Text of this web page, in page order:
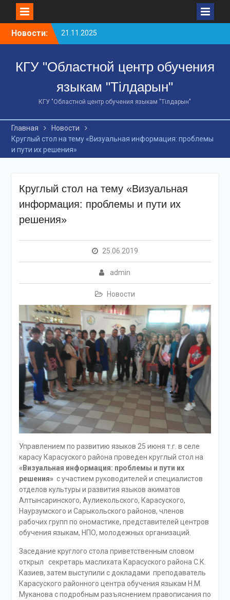
Новости:
21.11.2025
10 ноября 2025 года
Департамента полиции
Костанайской области
МВД РК завершили 48-
часовой краткосрочный
казахского языка и
получили сертификаты.
18 декабря 2025 года по
инициативе Управления
масштабный форум под
названием «AI и
КГУ "Областной центр обучения
языкам "Тілдарын"
КГУ "Областной центр обучения языкам "Тілдарын"
Главная
Новости
Круглый стол на тему «Визуальная информация: проблемы
и пути их решения»
Круглый стол на тему «Визуальная
информация: проблемы и пути их
решения»
25.06.2019
admin
Новости
Управлением по развитию языков 25 июня т.г. в селе
карасу Карасуского района проведен круглый стол на
«Визуальная информация: проблемы и пути их
решения» с участием руководителей и специалистов
отделов культуры и развития языков акиматов
Алтынсаринского, Аулиекольского, Карасуского,
Наурзумского и Сарыкольского районов, членов
рабочих групп по ономастике, представителей центров
обучения языкам, НПО, молодежных организаций.
Заседание круглого стола приветственным словом
открыл секретарь маслихата Карасуского района С.К.
Казиев, затем выступили с докладами преподаватель
Карасуского районного центра обучения языкам Н.М.
Муканова с подробным разъяснением правописания по